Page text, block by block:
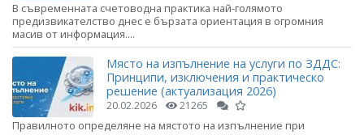
В съвременната счетоводна практика най-голямото
предизвикателство днес е бързата ориентация в огромния
масив от информация....
Място на изпълнение на услуги по ЗДДС:
Принципи, изключения и практическо
решение (актуализация 2026)
20.02.2026 21265
Правилното определяне на мястото на изпълнение при